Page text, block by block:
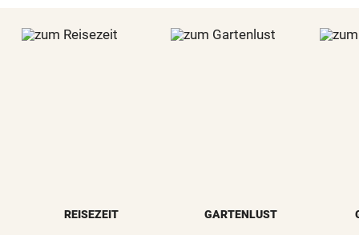
REISEZEIT GARTENLUST